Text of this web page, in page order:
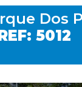
Dos
5012